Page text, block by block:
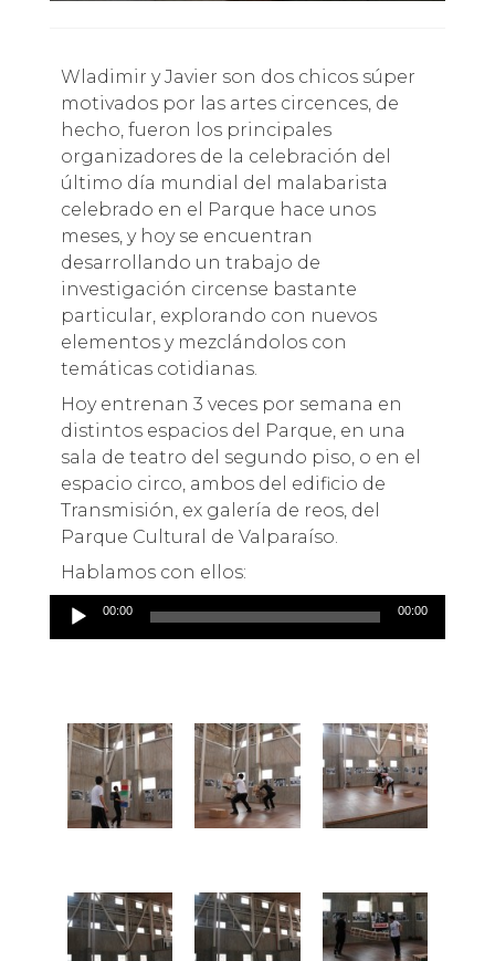
Wladimir y Javier son dos chicos súper
motivados por las artes circences, de
hecho, fueron los principales
organizadores de la celebración del
último día mundial del malabarista
celebrado en el Parque hace unos
meses, y hoy se encuentran
desarrollando un trabajo de
investigación circense bastante
particular, explorando con nuevos
elementos y mezclándolos con
temáticas cotidianas.
Hoy entrenan 3 veces por semana en
distintos espacios del Parque, en una
sala de teatro del segundo piso, o en el
espacio circo, ambos del edificio de
Transmisión, ex galería de reos, del
Parque Cultural de Valparaíso.
Hablamos con ellos:
Reproductor
00:00 00:00